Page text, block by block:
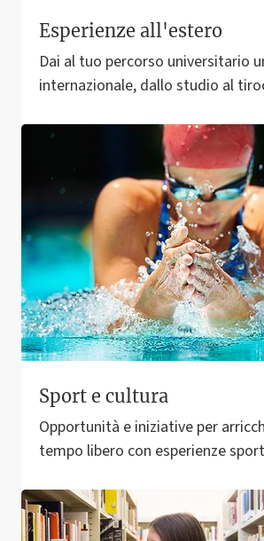
Esperienze all'estero
Dai al tuo percorso universitario
internazionale, dallo studio al
Sport e cultura
Opportunità e iniziative per
tempo libero con esperienze